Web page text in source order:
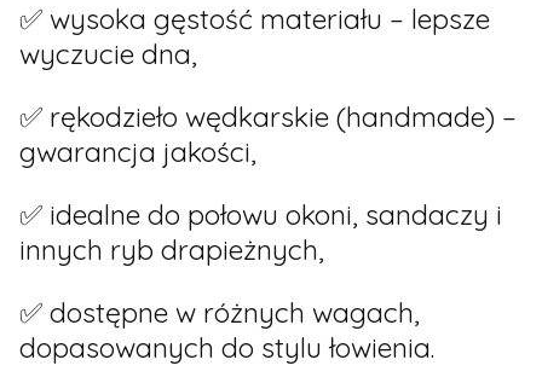
✅ wysoka gęstość materiału – lepsze
wyczucie dna,
✅ rękodzieło wędkarskie (handmade) –
gwarancja jakości,
✅ idealne do połowu okoni, sandaczy i
innych ryb drapieżnych,
✅ dostępne w różnych wagach,
dopasowanych do stylu łowienia.